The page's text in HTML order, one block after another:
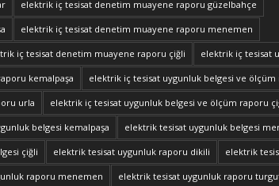
elektrik iç tesisat denetim muayene raporu güzelbahçe
elektrik iç tesisat denetim muayene raporu menemen
iç tesisat denetim muayene raporu çiğli elektrik iç tesisat
kemalpaşa elektrik iç tesisat uygunluk belgesi ve
urla elektrik iç tesisat uygunluk belgesi ve ölçüm raporu
belgesi kemalpaşa elektrik tesisat uygunluk belgesi
çiğli elektrik tesisat uygunluk raporu dikili elektrik
raporu menemen elektrik tesisat uygunluk raporu